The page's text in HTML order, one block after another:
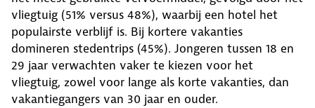
vliegtuig (51% versus 48%), waarbij een hotel het
populairste verblijf is. Bij kortere vakanties
domineren stedentrips (45%). Jongeren tussen 18 en
29 jaar verwachten vaker te kiezen voor het
vliegtuig, zowel voor lange als korte vakanties, dan
vakantiegangers van 30 jaar en ouder.